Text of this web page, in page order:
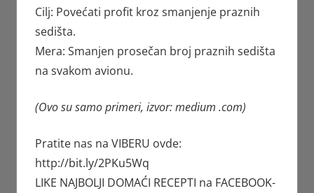
Cilj: Povećati profit kroz smanjenje praznih
sedišta.
Mera: Smanjen prosečan broj praznih sedišta
na svakom avionu.
(Ovo su samo primeri, izvor: medium .com)
Pratite nas na VIBERU ovde:
http://bit.ly/2PKu5Wq
LIKE NAJBOLJI DOMAĆI RECEPTI na FACEBOOK-